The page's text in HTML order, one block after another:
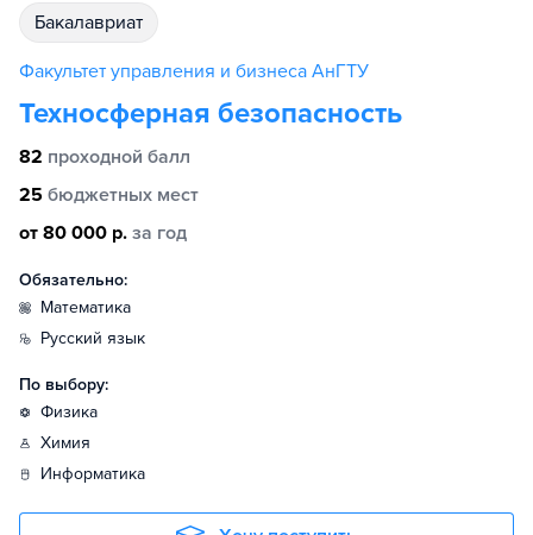
бакалавриат
Факультет управления и бизнеса АнГТУ
Техносферная безопасность
82 проходной балл
25 бюджетных мест
от 80 000 р. за год
Обязательно:
математика
русский язык
По выбору:
физика
химия
информатика